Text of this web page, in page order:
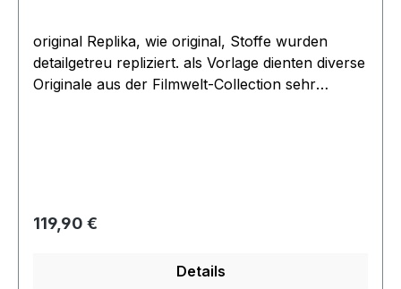
original Replika, wie original, Stoffe wurden
detailgetreu repliziert. als Vorlage dienten diverse
Originale aus der Filmwelt-Collection sehr
Einzelstücke bzw. Prototypen die für unsere
Mitglieder der Kostümgruppe des Filmwelt Center
geblieben sind da sie nicht passten oder nicht
Regulärer Preis:
119,90 €
Details